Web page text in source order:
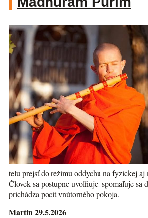
telu prejsť do režimu oddychu na fyzickej aj
Človek sa postupne uvoľňuje, spomaľuje sa
prichádza pocit vnútorného pokoja.
Martin 29.5.2026